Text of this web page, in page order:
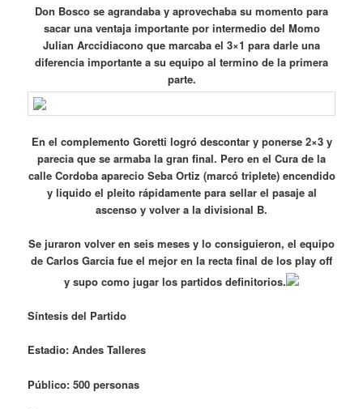
Don Bosco se agrandaba y aprovechaba su momento para
sacar una ventaja importante por intermedio del Momo
Julian Arccidiacono que marcaba el 3×1 para darle una
diferencia importante a su equipo al termino de la primera
parte.
En el complemento Goretti logró descontar y ponerse 2×3 y
parecia que se armaba la gran final. Pero en el Cura de la
calle Cordoba aparecio Seba Ortiz (marcó triplete) encendido
y liquido el pleito rápidamente para sellar el pasaje al
ascenso y volver a la divisional B.
Se juraron volver en seis meses y lo consiguieron, el equipo
de Carlos Garcia fue el mejor en la recta final de los play off
y supo como jugar los partidos definitorios.
Síntesis del Partido
Estadio: Andes Talleres
Público: 500 personas